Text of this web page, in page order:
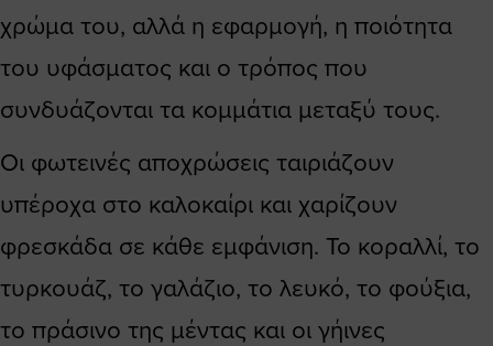
χρώμα του, αλλά η εφαρμογή, η ποιότητα
του υφάσματος και ο τρόπος που
συνδυάζονται τα κομμάτια μεταξύ τους.
Οι φωτεινές αποχρώσεις ταιριάζουν
υπέροχα στο καλοκαίρι και χαρίζουν
φρεσκάδα σε κάθε εμφάνιση. Το κοραλλί, το
τυρκουάζ, το γαλάζιο, το λευκό, το φούξια,
το πράσινο της μέντας και οι γήινες